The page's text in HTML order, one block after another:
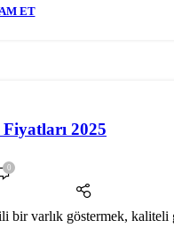
ET
2025
0
varlık göstermek, kaliteli